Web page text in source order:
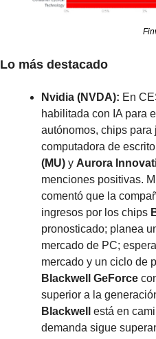
Lo más destacado
Nvidia (NVDA): En
habilitada con IA para
autónomos, chips para
computadora de
(MU) y Aurora
menciones positivas.
comentó que la
ingresos por los chips
pronosticado; planea
mercado de PC;
Blackwell GeForce
Blackwell
está en
demanda sigue